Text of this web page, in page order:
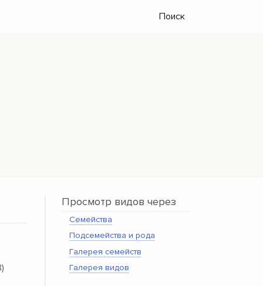
Поиск
Просмотр видов через
Семейства
Подсемейства и рода
Галерея семейств
Галерея видов